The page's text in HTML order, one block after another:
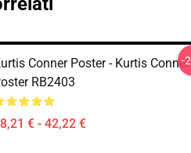
Conner Poster - Kurtis Conner
RB2403
€ - 42,22 €
-